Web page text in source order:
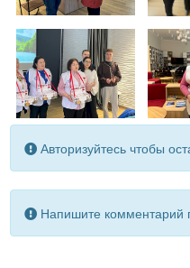
Авторизуйтесь чтобы
Напишите комментарий